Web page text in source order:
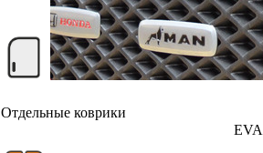
Отдельные коврики
EVA